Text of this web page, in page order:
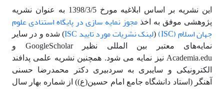
این نشریه بر اساس ابلاغیه مورخ 1398/3/5 به عنوان نشریه
پژوهشی موفق به اخذمجوز نمایه سازی در پایگاه استنادی علوم
جهان اسلام (ISC)
(لینک نشریات مورد تایید ISC
) شده و در سایر
نمایه‌های معتبر بین المللی نظیر GoogleScholar و
Academia.edu نیز نمایه می شود. همچنین نشریه علمی پدافند
الکترونیکی و سایبری به سردبیری دکتر محمدرضا حسنی
آهنگر (استاد دانشگاه جامع امام حسین(ع)) از شماره بهار سال